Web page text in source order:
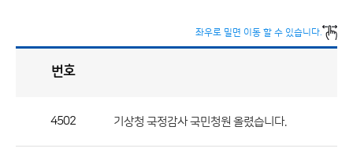
좌우로 밀면 이동 할 수 있습니다.
번호
4502 기상청 국정감사 국민청원 올렸습니다.